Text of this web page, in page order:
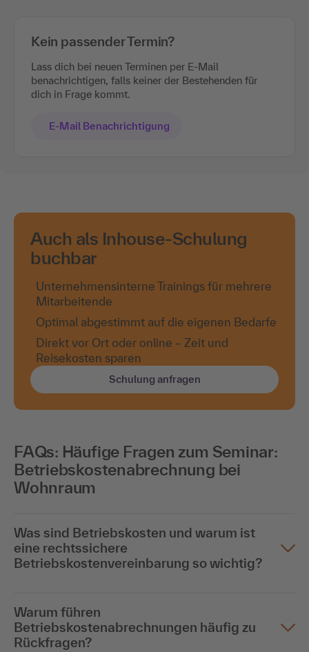
Kein passender Termin?
Lass dich bei neuen Terminen per E-Mail
benachrichtigen, falls keiner der Bestehenden für
dich in Frage kommt.
E-Mail Benachrichtigung
Auch als Inhouse-Schulung
buchbar
Unternehmensinterne Trainings für mehrere
Mitarbeitende
Optimal abgestimmt auf die eigenen Bedarfe
Direkt vor Ort oder online – Zeit und
Reisekosten sparen
Schulung anfragen
FAQs: Häufige Fragen zum Seminar:
Betriebskostenabrechnung bei
Wohnraum
Was sind Betriebskosten und warum ist
eine rechtssichere
Betriebskostenvereinbarung so wichtig?
Warum führen
Betriebskostenabrechnungen häufig zu
Rückfragen?